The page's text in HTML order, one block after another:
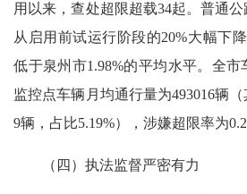
用以来，查处超限超载34起。普通
从启用前试运行阶段的20%大幅下
低于泉州市1.98%的平均水平。全
监控点车辆月均通行量为493016辆
9辆，占比5.19%），涉嫌超限率为
（四）执法监督严密有力